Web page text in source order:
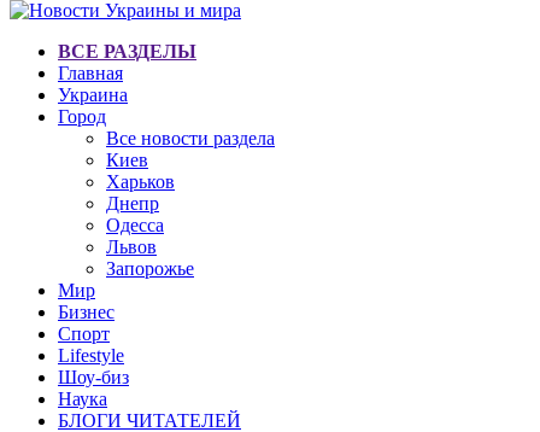
ВСЕ РАЗДЕЛЫ
Главная
Украина
Город
Все новости раздела
Киев
Харьков
Днепр
Одесса
Львов
Запорожье
Мир
Бизнес
Спорт
Lifestyle
Шоу-биз
Наука
БЛОГИ ЧИТАТЕЛЕЙ